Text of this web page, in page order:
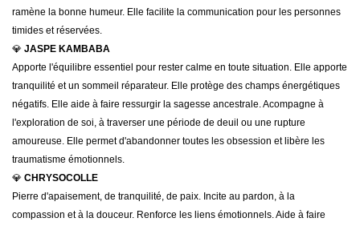
ramène la bonne humeur. Elle facilite la communication pour les personnes
timides et réservées.
💎 JASPE KAMBABA
Apporte l'équilibre essentiel pour rester calme en toute situation. Elle apporte
tranquilité et un sommeil réparateur. Elle protège des champs énergétiques
négatifs. Elle aide à faire ressurgir la sagesse ancestrale. Acompagne à
l'exploration de soi, à traverser une période de deuil ou une rupture
amoureuse. Elle permet d'abandonner toutes les obsession et libère les
traumatisme émotionnels.
💎 CHRYSOCOLLE
Pierre d'apaisement, de tranquilité, de paix. Incite au pardon, à la
compassion et à la douceur. Renforce les liens émotionnels. Aide à faire